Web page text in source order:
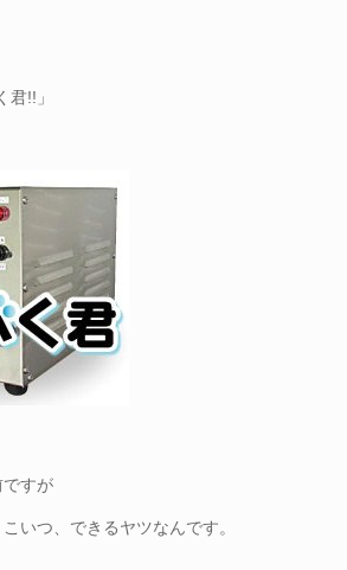
!!」
すが
いつ、できるヤツなんです。